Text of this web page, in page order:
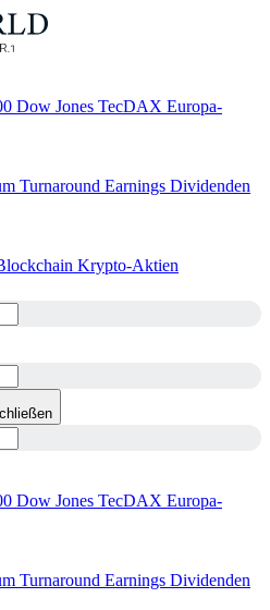
Dow Jones TecDAX Europa-
Turnaround Earnings Dividenden
Krypto-Aktien
Dow Jones TecDAX Europa-
Turnaround Earnings Dividenden